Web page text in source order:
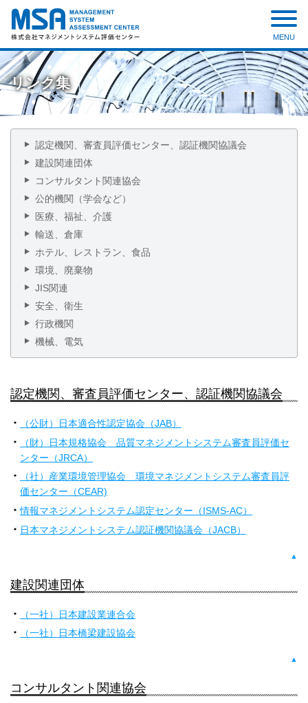
株式会社 マネジメントシステ
ム評価センター
MENU
リンク集
認定機関、審査員評価センター、認証機関協議会
建設関連団体
コンサルタント関連協会
公的機関（学会など）
医療、福祉、介護
輸送、倉庫
ホテル、レストラン、食品
環境、廃棄物
JIS関連
安全、衛生
行政機関
機械、電気
認定機関、審査員評価センター、認証機関協議会
（公財）日本適合性認定協会（JAB）
（財）日本規格協会 品質マネジメントシステム審査員評価セ
ンター（JRCA）
（社）産業環境管理協会 環境マネジメントシステム審査員評
価センター（CEAR)
情報マネジメントシステム認定センター（ISMS-AC）
日本マネジメントシステム認証機関協議会（JACB）
▲
建設関連団体
（一社）日本建設業連合会
（一社）日本橋梁建設協会
▲
コンサルタント関連協会